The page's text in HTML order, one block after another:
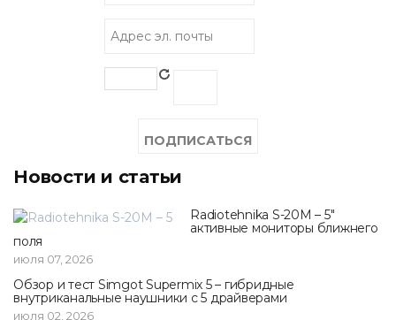
Новости и статьи
Radiotehnika S-20M – 5"
активные мониторы ближнего
поля
июля 07, 2026
Обзор и тест Simgot Supermix 5 – гибридные
внутриканальные наушники с 5 драйверами
июля 02, 2026